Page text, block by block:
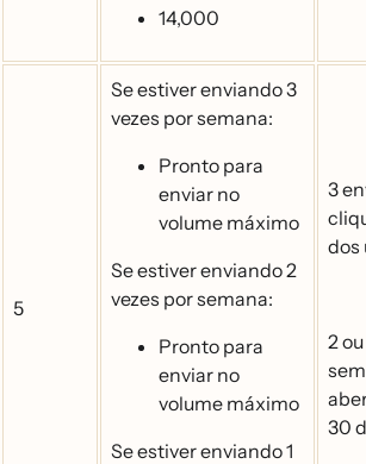
14,000
5
Se estiver enviando 3
vezes por semana:
Pronto para
enviar no
volume máximo
Se estiver enviando 2
vezes por semana:
Pronto para
enviar no
volume máximo
Se estiver enviando 1
3
dos
2
30